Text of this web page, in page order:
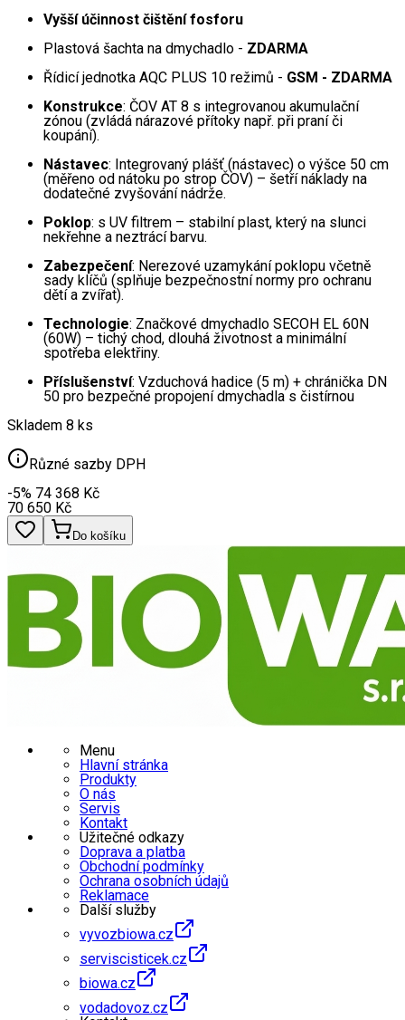
Vyšší účinnost čištění fosforu
Plastová šachta na dmychadlo - ZDARMA
Řídicí jednotka AQC PLUS 10 režimů - GSM - ZDARMA
Konstrukce: ČOV AT 8 s integrovanou akumulační
zónou (zvládá nárazové přítoky např. při praní či
koupání).
Nástavec: Integrovaný plášť (nástavec) o výšce 50 cm
(měřeno od nátoku po strop ČOV) – šetří náklady na
dodatečné zvyšování nádrže.
Poklop: s UV filtrem – stabilní plast, který na slunci
nekřehne a neztrácí barvu.
Zabezpečení: Nerezové uzamykání poklopu včetně
sady klíčů (splňuje bezpečnostní normy pro ochranu
dětí a zvířat).
Technologie: Značkové dmychadlo SECOH EL 60N
(60W) – tichý chod, dlouhá životnost a minimální
spotřeba elektřiny.
Příslušenství: Vzduchová hadice (5 m) + chránička DN
50 pro bezpečné propojení dmychadla s čistírnou
Skladem 8 ks
Různé sazby DPH
-5% 74 368 Kč
70 650 Kč
Do košíku
Menu
Hlavní stránka
Produkty
O nás
Servis
Kontakt
Užitečné odkazy
Doprava a platba
Obchodní podmínky
Ochrana osobních údajů
Reklamace
Další služby
vyvozbiowa.cz
serviscisticek.cz
biowa.cz
vodadovoz.cz